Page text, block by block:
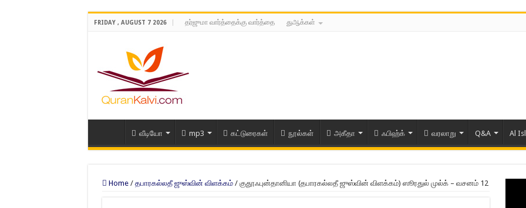
FRIDAY , AUGUST 7 2026 தர்ஜுமா வார்த்தைக்கு வார்த்தை துஆக்கள்
வீடியோ mp3 கட்டுரைகள் நூல்கள் அகீதா ஃபிஹ்க் வரலாறு Q&A Al
Home / தபாரகல்லதீ ஜுஸ்வின் விளக்கம் / குதூஃபுன்தானியா (தபாரகல்லதீ ஜுஸ்வின் விளக்கம்) ஸூரதுல் முல்க் – வசனம் 12